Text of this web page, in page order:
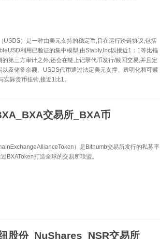
USDS）是一种由美元支持的稳定币,旨在运行跨链协议,包括
利用已验证的集中模型,由Stably,Inc以接近1：1等比锚
的第三方审计之外,还会在链上记录代币发行/赎回交易,并且定
以及储备余额。USDS代币通过法定美元支撑、透明化和可赎
实际货币挂钩,接近1比1。
交易所_BXA币
）是Bithumb交易所发行的私募平
BXAToken打造全球的交易所联盟。
股份_NuShares_NSR交易所